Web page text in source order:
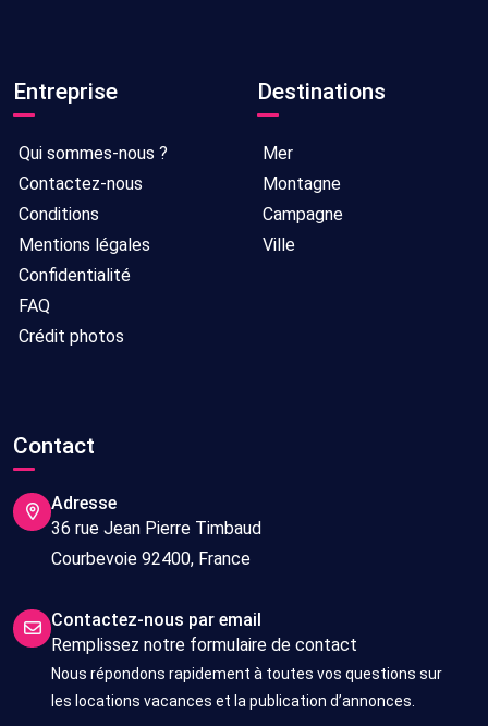
Entreprise
Qui sommes-nous ?
Contactez-nous
Conditions
Mentions légales
Confidentialité
FAQ
Crédit photos
Destinations
Mer
Montagne
Campagne
Ville
Contact
Adresse
36 rue Jean Pierre Timbaud
Courbevoie 92400, France
Contactez-nous par email
Remplissez notre formulaire de contact
Nous répondons rapidement à toutes vos questions sur
les locations vacances et la publication d’annonces.